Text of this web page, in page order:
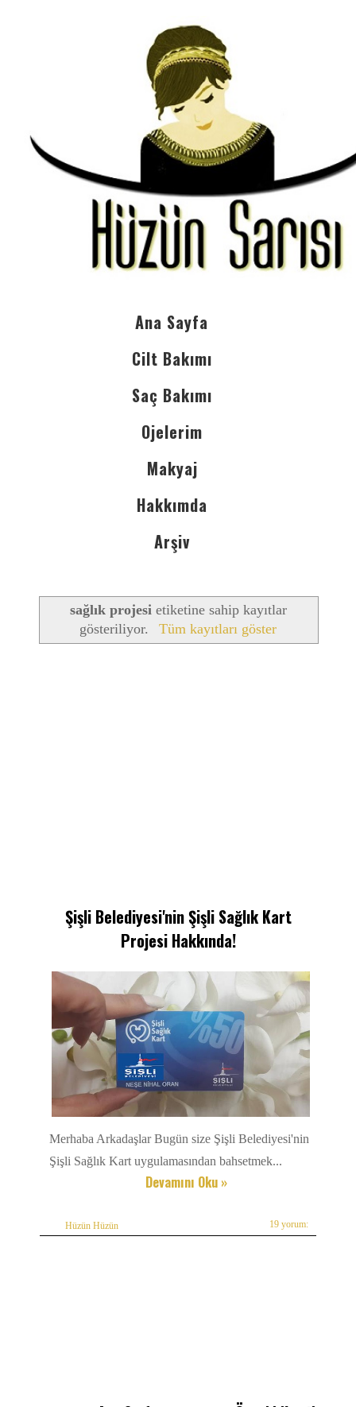
Ana Sayfa
Cilt Bakımı
Saç Bakımı
Ojelerim
Makyaj
Hakkımda
Arşiv
sağlık projesi etiketine sahip kayıtlar
gösteriliyor.
Tüm kayıtları göster
Şişli Belediyesi'nin Şişli Sağlık Kart
Projesi Hakkında!
Merhaba Arkadaşlar Bugün size Şişli Belediyesi'nin
Şişli Sağlık Kart uygulamasından bahsetmek...
Devamını Oku »
Hüzün Hüzün 19 yorum: